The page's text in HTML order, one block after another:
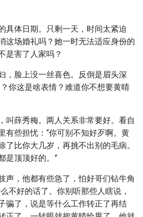
具体日期。只剩一天，时间太紧迫
这场婚礼吗？她一时无法适应身份的
是害了人家吗？
，脸上没一丝喜色。反倒是眉头深
你这是啥表情？难道你不想要黄晴
叫薛秀梅。两人关系非常要好。看自
有些担忧：“你可别不知好歹啊。黄
了比你大几岁，再挑不出别的毛病。
是顶顶好的。”
声，他都有些急了，怕好哥们钻牛角
不好的话了。你别听那些人瞎说，
骗了，说是等什么工作转正了再结